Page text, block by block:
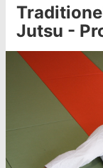
Jutsu -